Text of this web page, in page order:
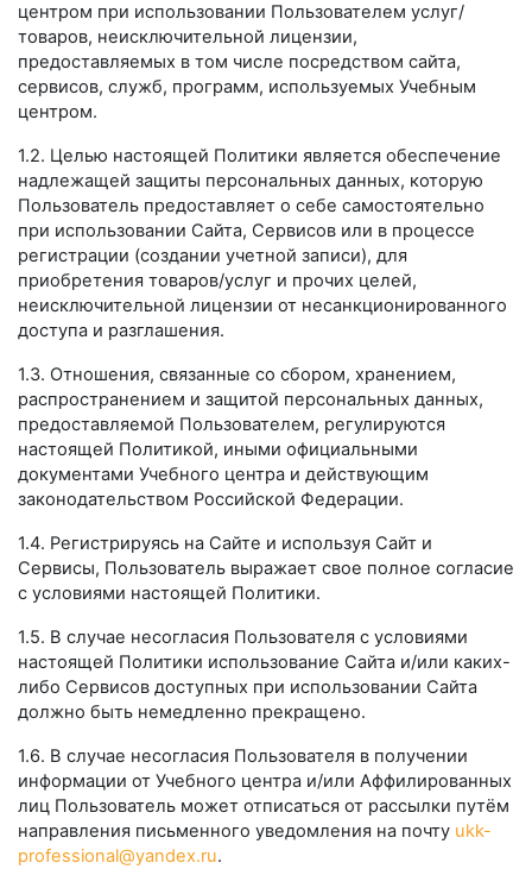
центром при использовании Пользователем услуг/
товаров, неисключительной лицензии,
предоставляемых в том числе посредством сайта,
сервисов, служб, программ, используемых Учебным
центром.
1.2. Целью настоящей Политики является обеспечение
надлежащей защиты персональных данных, которую
Пользователь предоставляет о себе самостоятельно
при использовании Сайта, Сервисов или в процессе
регистрации (создании учетной записи), для
приобретения товаров/услуг и прочих целей,
неисключительной лицензии от несанкционированного
доступа и разглашения.
1.3. Отношения, связанные со сбором, хранением,
распространением и защитой персональных данных,
предоставляемой Пользователем, регулируются
настоящей Политикой, иными официальными
документами Учебного центра и действующим
законодательством Российской Федерации.
1.4. Регистрируясь на Сайте и используя Сайт и
Сервисы, Пользователь выражает свое полное согласие
с условиями настоящей Политики.
1.5. В случае несогласия Пользователя с условиями
настоящей Политики использование Сайта и/или каких-
либо Сервисов доступных при использовании Сайта
должно быть немедленно прекращено.
1.6. В случае несогласия Пользователя в получении
информации от Учебного центра и/или Аффилированных
лиц Пользователь может отписаться от рассылки путём
направления письменного уведомления на почту ukk-
professional@yandex.ru.